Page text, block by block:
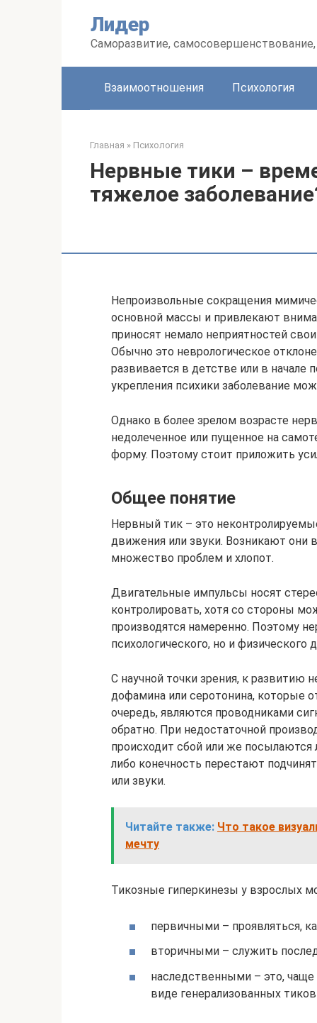
Лидер
Саморазвитие,
Взаимоотношения Психология
Главная » Психология
Нервные тики –
тяжелое
Непроизвольные сокращения
основной массы и привлекают
приносят немало неприятностей
Обычно это неврологическое
развивается в детстве или в начале
укрепления психики заболевание
Однако в более зрелом возрасте
недолеченное или пущенное на
форму. Поэтому стоит приложить
Общее понятие
Нервный тик – это
движения или звуки. Возникают они
множество проблем и хлопот.
Двигательные импульсы носят
контролировать, хотя со стороны
производятся намеренно. Поэтому
психологического, но и физического
С научной точки зрения, к
дофамина или серотонина, которые
очередь, являются проводниками
обратно. При недостаточной
происходит сбой или же
либо конечность перестают
или звуки.
Читайте также: Что такое
мечту
Тикозные гиперкинезы у взрослых
первичными – проявляться,
вторичными – служить
наследственными – это,
виде генерализованных